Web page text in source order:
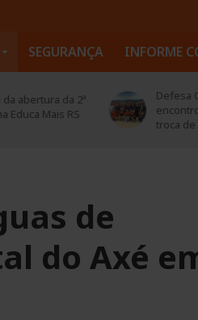
SEGURANÇA INFORME
da 2ª
RS
Defesa Civil de
encontro do G8
troca de
de
do Axé